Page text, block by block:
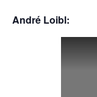
André Loibl: